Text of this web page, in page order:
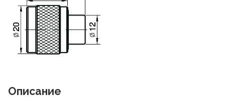
Описание